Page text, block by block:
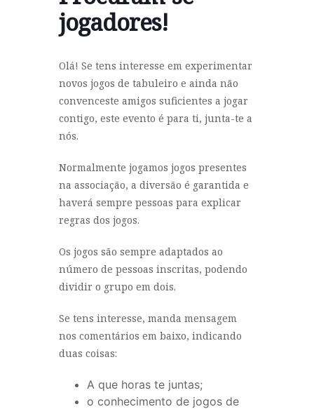
jogadores!
Olá! Se tens interesse em experimentar
novos jogos de tabuleiro e ainda não
convenceste amigos suficientes a jogar
contigo, este evento é para ti, junta-te a
nós.
Normalmente jogamos jogos presentes
na associação, a diversão é garantida e
haverá sempre pessoas para explicar
regras dos jogos.
Os jogos são sempre adaptados ao
número de pessoas inscritas, podendo
dividir o grupo em dois.
Se tens interesse, manda mensagem
nos comentários em baixo, indicando
duas coisas:
A que horas te juntas;
o conhecimento de jogos de